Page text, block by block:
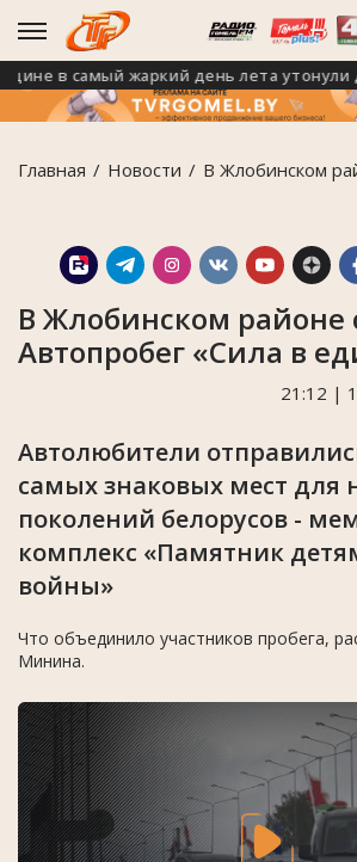
в самый жаркий день лета утонули
Главная Новости В Жлобинском
В Жлобинском районе
Автопробег «Сила в
21:12 |
Автолюбители
самых знаковых мест для
поколений белорусов -
комплекс «Памятник
войны»
Что объединило участников пробега,
Минина.